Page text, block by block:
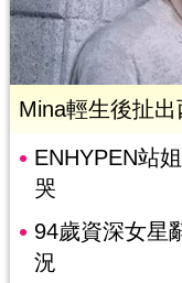
Mina輕生後扯
ENHYPEN站
哭
94歲資深女
況